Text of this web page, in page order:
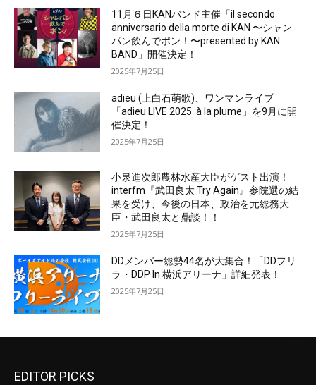
11月６日KANバンド主催「il secondo
anniversario della morte di KAN 〜シャン
パン飲んでポン！〜presented by KAN
BAND」開催決定！
2025年7月25日
adieu (上白石萌歌)、ワンマンライブ
「adieu LIVE 2025 à la plume」を9月に開
催決定！
2025年7月25日
小泉進次郎農林水産大臣がゲスト出演！
interfm『武田良太 Try Again』参院選の結
果を受け、今後の日本、政治を元総務大
臣・武田良太と鼎談！！
2025年7月25日
DDメンバー総勢44名が大集合！「DDフリ
ラ・DDP In 横浜アリーナ」詳細発表！
2025年7月25日
EDITOR PICKS